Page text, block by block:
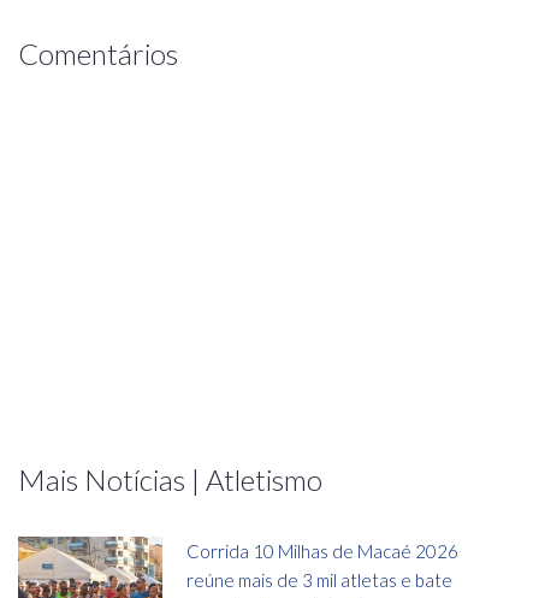
Comentários
Mais Notícias | Atletismo
Corrida 10 Milhas de Macaé 2026
reúne mais de 3 mil atletas e bate